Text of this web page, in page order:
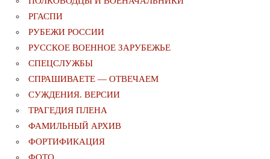
РГАСПИ
РУБЕЖИ РОССИИ
РУССКОЕ ВОЕННОЕ ЗАРУБЕЖЬЕ
СПЕЦСЛУЖБЫ
СПРАШИВАЕТЕ — ОТВЕЧАЕМ
СУЖДЕНИЯ. ВЕРСИИ
ТРАГЕДИЯ ПЛЕНА
ФАМИЛЬНЫЙ АРХИВ
ФОРТИФИКАЦИЯ